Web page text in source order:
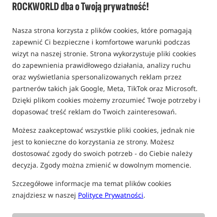
ROCKWORLD dba o Twoją prywatność!
Nasza strona korzysta z plików cookies, które pomagają
zapewnić Ci bezpieczne i komfortowe warunki podczas
wizyt na naszej stronie. Strona wykorzystuje pliki cookies
do zapewnienia prawidłowego działania, analizy ruchu
oraz wyświetlania spersonalizowanych reklam przez
partnerów takich jak Google, Meta, TikTok oraz Microsoft.
Dzięki plikom cookies możemy zrozumieć Twoje potrzeby i
dopasować treść reklam do Twoich zainteresowań.
Możesz zaakceptować wszystkie pliki cookies, jednak nie
jest to konieczne do korzystania ze strony. Możesz
dostosować zgody do swoich potrzeb - do Ciebie należy
decyzja. Zgody można zmienić w dowolnym momencie.
Szczegółowe informacje ma temat plików cookies
znajdziesz w naszej Polityce Prywatności.